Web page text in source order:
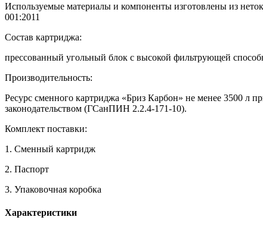
Используемые материалы и компоненты изготовлены из
001:2011
Состав картриджа:
прессованный угольный блок с высокой фильтрующей
Производительность:
Ресурс сменного картриджа «Бриз Карбон» не менее 3500 л
законодательством (ГСанПИН 2.2.4-171-10).
Комплект поставки:
1. Сменный картридж
2. Паспорт
3. Упаковочная коробка
Характеристики